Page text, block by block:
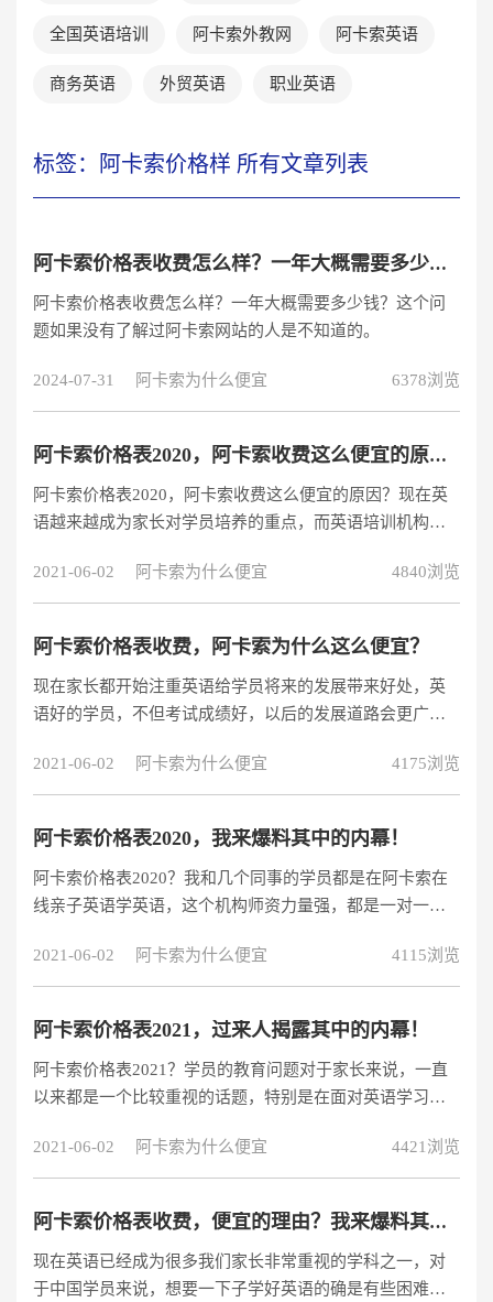
全国英语培训 阿卡索外教网 阿卡索英语
商务英语 外贸英语 职业英语
标签：阿卡索价格样 所有文章列表
阿卡索价格表收费怎么样？一年大概需要多少钱？
阿卡索价格表收费怎么样？一年大概需要多少钱？这个问
题如果没有了解过阿卡索网站的人是不知道的。
2024-07-31 阿卡索为什么便宜 6378浏览
阿卡索价格表2020，阿卡索收费这么便宜的原因？
阿卡索价格表2020，阿卡索收费这么便宜的原因？现在英
语越来越成为家长对学员培养的重点，而英语培训机构也
的价格并不透明。作为精明的消费者，在选择机构的时候
当然不仅仅只考虑价格因素，还要看教学效果，课堂氛围
因？首先我推荐一家经过多方面对比后才决定选择的机构
阿卡索外教网，周围不少家长朋友给学员报名学习后都很
推荐。阿卡索外教网专注于在线外教
2021-06-02 阿卡索为什么便宜 4840浏览
阿卡索价格表收费，阿卡索为什么这么便宜？
现在家长都开始注重英语给学员将来的发展带来好处，英
语好的学员，不但考试成绩好，以后的发展道路会更广
顺应家长的需求出现了很多英语培训机构。在这里我给大
家分享一下自家学员报过课的阿卡索价格表收费的最新标
听免费体验课：
【https://www.acadsoc.com.cn/SEO/childrenTG-C1.htm?
search=493806
2021-06-02 阿卡索为什么便宜 4175浏览
阿卡索价格表2020，我来爆料其中的内幕！
阿卡索价格表2020？我和几个同事的学员都是在阿卡索在
线亲子英语学英语，这个机构师资力量强，都是一对一授
错，并且因为我懂一点英语嘛，听他们家的外教口音还不
错,自主研发的亲子英语课程是针对3到15岁的学员。通过网
碑好，性价比高，下面了解下阿卡索外教网收费2020最新
价目表。
2021-06-02 阿卡索为什么便宜 4115浏览
阿卡索价格表2021，过来人揭露其中的内幕！
阿卡索价格表2021？学员的教育问题对于家长来说，一直
以来都是一个比较重视的话题，特别是在面对英语学习方
英语方面得到提高，而对于学员来说，一般的课堂学习，
只能是单纯的提高学员成绩而已，如果家长要真的想为了
班从而练习口语和提高英语兴趣的。先给大家分享一节免
费试听课：https://www.acadsoc.com.cn/SEO/lp-LHY2
2021-06-02 阿卡索为什么便宜 4421浏览
阿卡索价格表收费，便宜的理由？我来爆料其中的真实内幕
现在英语已经成为很多我们家长非常重视的学科之一，对
于中国学员来说，想要一下子学好英语的确是有些困难